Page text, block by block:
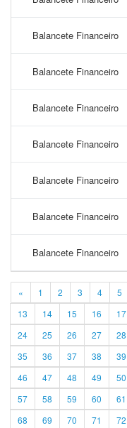
Balancete Financeiro
Balancete Financeiro
Balancete Financeiro
Balancete Financeiro
Balancete Financeiro
Balancete Financeiro
Balancete Financeiro
« 1 2 3 4 5
13
14 15 16 17
24
25 26 27 28
35
36 37 38 39
46
47 48 49 50
57
58 59 60 61
68
69 70 71 72